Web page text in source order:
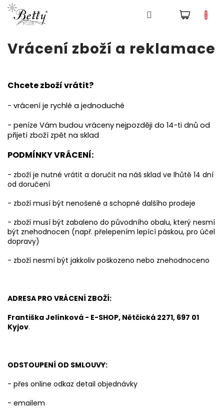
na
obsah
NÁKUPNÍ
Tepláky
a
Mikiny
Trička
Doplňky
a
Přihlášení
Vrácení zboží a reklamace
Chcete zboží vrátit?
- vrácení je rychlé a jednoduché
- peníze Vám budou vráceny nejpozději do 14-ti dnů od
přijetí zboží zpět na sklad
PODMÍNKY VRÁCENÍ:
- zboží je nutné vrátit a doručit na náš sklad ve lhůtě 14 dní
od doručení
- zboží musí být nenošené a schopné dalšího prodeje
- zboží musí být zabaleno do původního obalu, který nesmí
být znehodnocen (např. přelepením lepící páskou, pro účel
dopravy)
- zboží nesmí být jakkoliv poškozeno nebo znehodnoceno
ADRESA PRO VRÁCENÍ ZBOŽÍ:
Františka Jelínková - E-SHOP, Nětčická 2271, 697 01
Kyjov.
ODSTOUPENÍ OD SMLOUVY:
- přes online odkaz detail objednávky
- emailem